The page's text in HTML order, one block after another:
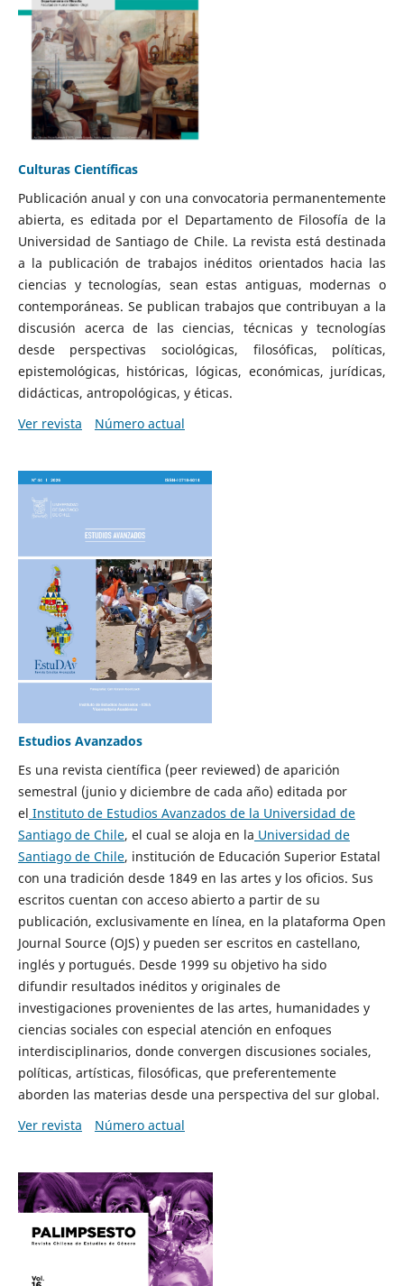
Culturas Científicas
Publicación anual y con una convocatoria permanentemente
abierta, es editada por el Departamento de Filosofía de la
Universidad de Santiago de Chile. La revista está destinada
a la publicación de trabajos inéditos orientados hacia las
ciencias y tecnologías, sean estas antiguas, modernas o
contemporáneas. Se publican trabajos que contribuyan a la
discusión acerca de las ciencias, técnicas y tecnologías
desde perspectivas sociológicas, filosóficas, políticas,
epistemológicas, históricas, lógicas, económicas, jurídicas,
didácticas, antropológicas, y éticas.
Ver revista
Número actual
Estudios Avanzados
Es una revista científica (peer reviewed) de aparición
semestral (junio y diciembre de cada año) editada por
el Instituto de Estudios Avanzados de la Universidad de
Santiago de Chile, el cual se aloja en la Universidad de
Santiago de Chile, institución de Educación Superior Estatal
con una tradición desde 1849 en las artes y los oficios. Sus
escritos cuentan con acceso abierto a partir de su
publicación, exclusivamente en línea, en la plataforma Open
Journal Source (OJS) y pueden ser escritos en castellano,
inglés y portugués. Desde 1999 su objetivo ha sido
difundir resultados inéditos y originales de
investigaciones provenientes de las artes, humanidades y
ciencias sociales con especial atención en enfoques
interdisciplinarios, donde convergen discusiones sociales,
políticas, artísticas, filosóficas, que preferentemente
aborden las materias desde una perspectiva del sur global.
Ver revista
Número actual